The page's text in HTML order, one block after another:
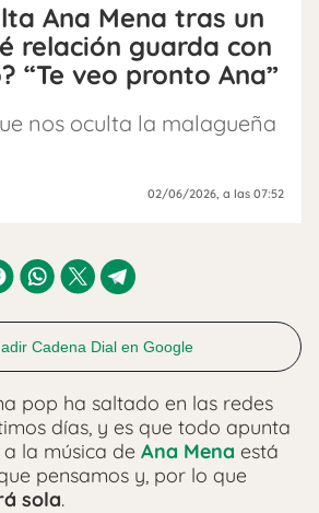
Ana Mena tras un
relación guarda con
“Te veo pronto Ana”
nos oculta la malagueña
02/06/2026, a las 07:52
Cadena Dial en Google
pop ha saltado en las redes
días, y es que todo apunta
a la música de Ana Mena está
pensamos y, por lo que
sola.